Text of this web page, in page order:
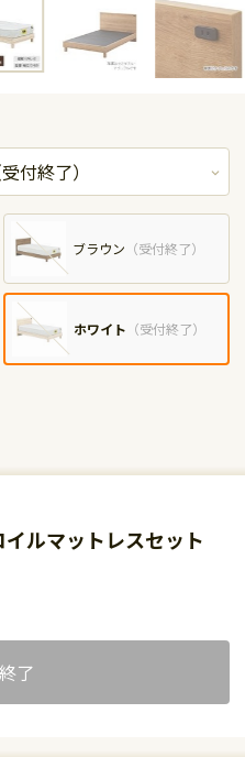
ブラウン （受付終了）
ホワイト （受付終了）
ルマットレスセット
了